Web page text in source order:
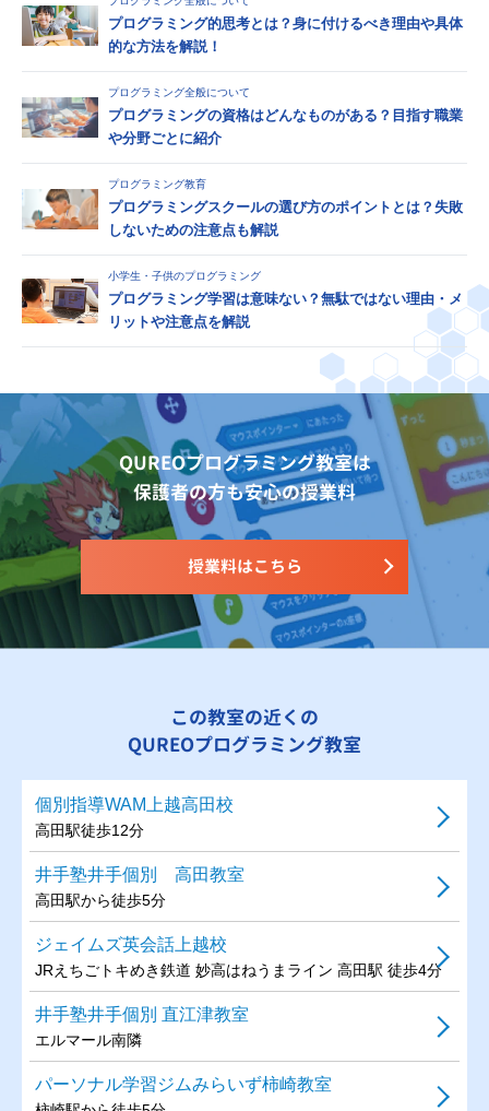
プログラミング的思考とは？身に付けるべき理由や具体
的な方法を解説！
プログラミング全般について
プログラミングの資格はどんなものがある？目指す職業
や分野ごとに紹介
プログラミング教育
プログラミングスクールの選び方のポイントとは？失敗
しないための注意点も解説
小学生・子供のプログラミング
プログラミング学習は意味ない？無駄ではない理由・メ
リットや注意点を解説
QUREOプログラミング教室は
保護者の方も安心の授業料
授業料はこちら
この教室の近くの
QUREOプログラミング教室
個別指導WAM上越高田校
高田駅徒歩12分
井手塾井手個別 高田教室
高田駅から徒歩5分
ジェイムズ英会話上越校
JRえちごトキめき鉄道 妙高はねうまライン 高田駅 徒歩4分
井手塾井手個別 直江津教室
エルマール南隣
パーソナル学習ジムみらいず柿崎教室